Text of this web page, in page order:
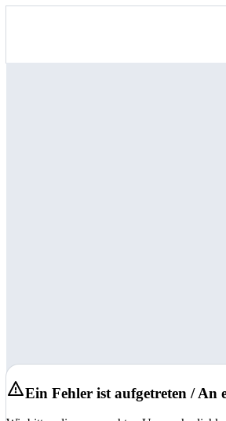
Ein Fehler ist aufgetreten / An